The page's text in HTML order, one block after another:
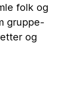
folk og
gruppe-
og